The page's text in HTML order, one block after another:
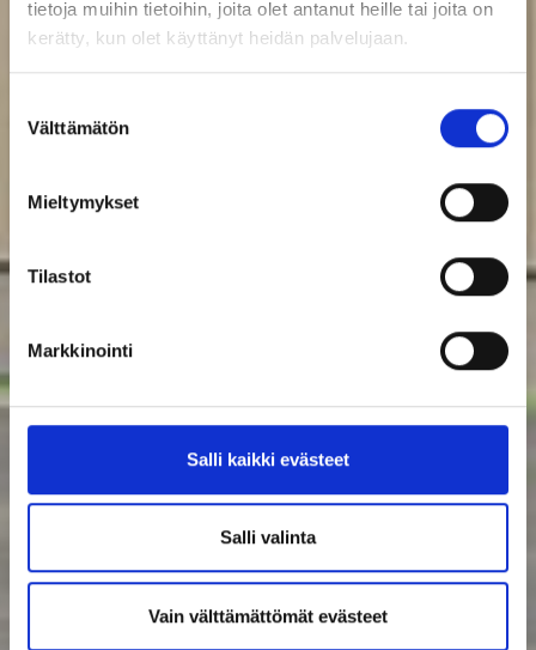
tietoja muihin tietoihin, joita olet antanut heille tai joita on
kerätty, kun olet käyttänyt heidän palvelujaan.
valinta
Välttämätön
Mieltymykset
Tilastot
Markkinointi
Salli kaikki evästeet
Salli valinta
Vain välttämättömät evästeet